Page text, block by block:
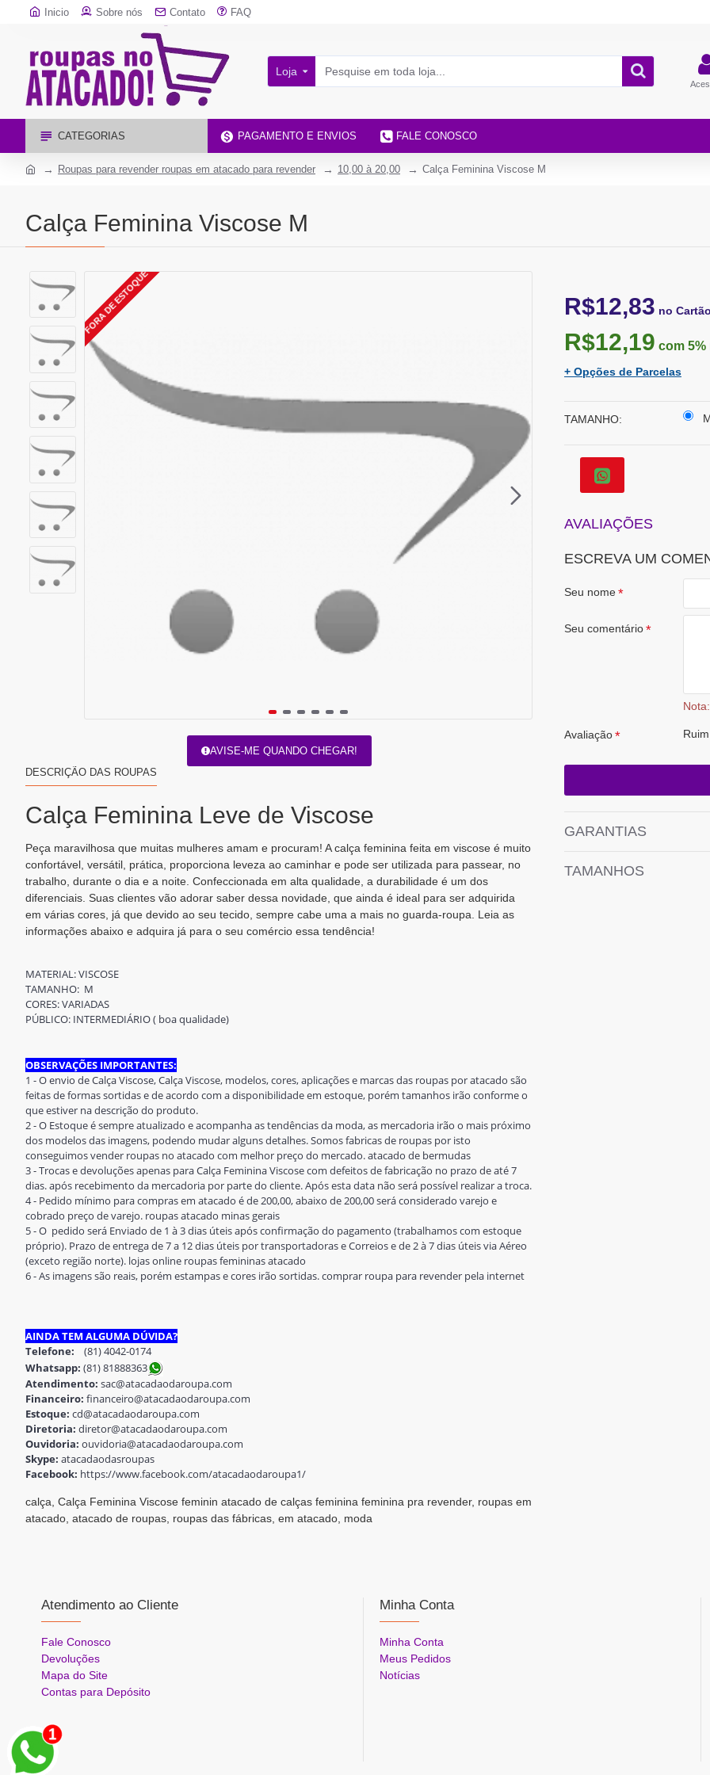
Inicio Sobre nós Contato FAQ
Loja
CATEGORIAS PAGAMENTO E ENVIOS FALE CONOSCO
Roupas para revender roupas em atacado para revender 10,00 à 20,00 Calça Feminina Viscose M
Calça Feminina Viscose M
FORA DE ESTOQUE
AVISE-ME QUANDO CHEGAR!
DESCRIÇÃO DAS ROUPAS
Calça Feminina Leve de Viscose
Peça maravilhosa que muitas mulheres amam e procuram! A calça feminina feita em viscose é muito
confortável, versátil, prática, proporciona leveza ao caminhar e pode ser utilizada para passear, no
trabalho, durante o dia e a noite. Confeccionada em alta qualidade, a durabilidade é um dos
diferenciais. Suas clientes vão adorar saber dessa novidade, que ainda é ideal para ser adquirida
em várias cores, já que devido ao seu tecido, sempre cabe uma a mais no guarda-roupa. Leia as
informações abaixo e adquira já para o seu comércio essa tendência!
MATERIAL: VISCOSE
TAMANHO: M
CORES: VARIADAS
PÚBLICO: INTERMEDIÁRIO ( boa qualidade)
OBSERVAÇÕES IMPORTANTES:
1 - O envio de Calça Viscose, Calça Viscose, modelos, cores, aplicações e marcas das roupas por atacado são
feitas de formas sortidas e de acordo com a disponibilidade em estoque, porém tamanhos irão conforme o
que estiver na descrição do produto.
2 - O Estoque é sempre atualizado e acompanha as tendências da moda, as mercadoria irão o mais próximo
dos modelos das imagens, podendo mudar alguns detalhes. Somos fabricas de roupas por isto
conseguimos vender roupas no atacado com melhor preço do mercado. atacado de bermudas
3 - Trocas e devoluções apenas para Calça Feminina Viscose com defeitos de fabricação no prazo de até 7
dias. após recebimento da mercadoria por parte do cliente. Após esta data não será possível realizar a troca.
4 - Pedido mínimo para compras em atacado é de 200,00, abaixo de 200,00 será considerado varejo e
cobrado preço de varejo. roupas atacado minas gerais
5 - O pedido será Enviado de 1 à 3 dias úteis após confirmação do pagamento (trabalhamos com estoque
próprio). Prazo de entrega de 7 a 12 dias úteis por transportadoras e Correios e de 2 à 7 dias úteis via Aéreo
(exceto região norte). lojas online roupas femininas atacado
6 - As imagens são reais, porém estampas e cores irão sortidas. comprar roupa para revender pela internet
AINDA TEM ALGUMA DÚVIDA?
Telefone: (81) 4042-0174
Whatsapp: (81) 81888363
Atendimento: sac@atacadaodaroupa.com
Financeiro: financeiro@atacadaodaroupa.com
Estoque: cd@atacadaodaroupa.com
Diretoria: diretor@atacadaodaroupa.com
Ouvidoria: ouvidoria@atacadaodaroupa.com
Skype: atacadaodasroupas
Facebook: https://www.facebook.com/atacadaodaroupa1/
calça, Calça Feminina Viscose feminin atacado de calças feminina feminina pra revender, roupas em
atacado, atacado de roupas, roupas das fábricas, em atacado, moda
R$12,83 no
R$12,19 com 5%
+ Opções de Parcelas
TAMANHO:
AVALIAÇÕES
ESCREVA UM
Seu nome
Seu comentário
Nota:
Avaliação Ruim
GARANTIAS
TAMANHOS
Atendimento ao Cliente
Fale Conosco
Devoluções
Mapa do Site
Contas para Depósito
Minha Conta
Minha Conta
Meus Pedidos
Notícias